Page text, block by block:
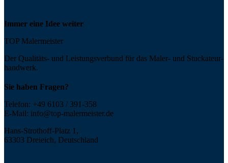
Immer eine Idee weiter
TOP Malermeister
Der Qualitäts- und Leis­tungs­ver­bund für das Maler- und Stucka­teur­
handwerk.
Sie haben Fragen?
Telefon: +49 6103 / 391-358
E-Mail: info@top-malermeister.de
Hans-Strothoff-Platz 1,
63303 Dreieich, Deutschland